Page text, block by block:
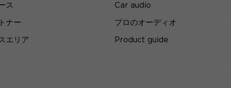
ス
ナー
エリア
Car audio
プロのオーディオ
Product guide